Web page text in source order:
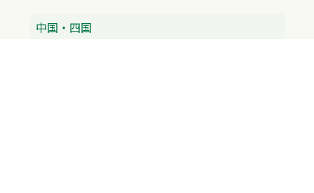
中国・四国